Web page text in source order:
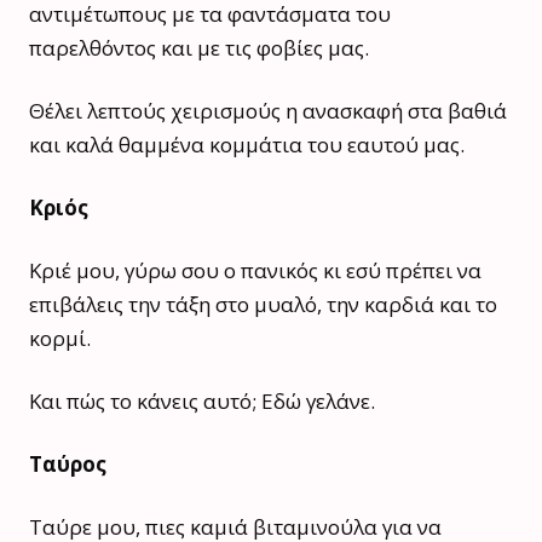
αντιμέτωπους με τα φαντάσματα του
παρελθόντος και με τις φοβίες μας.
Θέλει λεπτούς χειρισμούς η ανασκαφή στα βαθιά
και καλά θαμμένα κομμάτια του εαυτού μας.
Κριός
Κριέ μου, γύρω σου ο πανικός κι εσύ πρέπει να
επιβάλεις την τάξη στο μυαλό, την καρδιά και το
κορμί.
Και πώς το κάνεις αυτό; Εδώ γελάνε.
Ταύρος
Ταύρε μου, πιες καμιά βιταμινούλα για να